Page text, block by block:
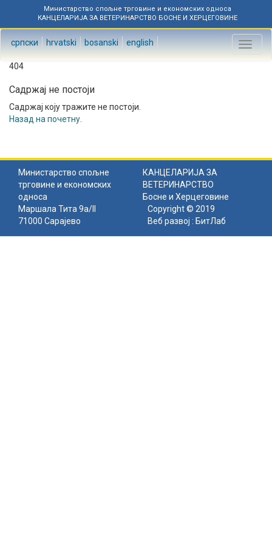
Министарство спољне трговине и економских односа
КАНЦЕЛАРИЈА ЗА ВЕТЕРИНАРСТВО БОСНЕ И ХЕРЦЕГОВИНЕ
српски hrvatski bosanski english
Toggle
404
Садржај не постоји
Садржај коју тражите не постоји.
Назад на почетну
Министарство спољне
трговине и економских
односа
КАНЦЕЛАРИЈА ЗА
ВЕТЕРИНАРСТВО
Босне и Херцеговине
Маршала Тита 9а/II
71000 Сарајево
Copyright © 2019
Веб развој : БитЛаб